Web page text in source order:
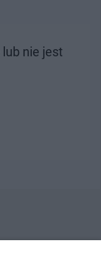
nie jest
Informacyjny Miasta